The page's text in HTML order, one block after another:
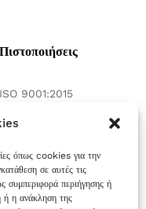
όπως cookies για την
σε αυτές τις
συμπεριφορά περιήγησης ή
ή η ανάκληση της
Πιστοποιήσεις
ISO 9001:2015